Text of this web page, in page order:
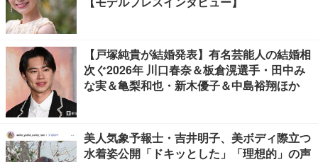
【戸塚純貴が結婚発表】有名芸能人の結婚相
次ぐ2026年 川口春奈＆板倉滉選手・田中み
な実＆亀梨和也・新木優子＆中島裕翔ほか
美人気象予報士・吉井明子、美ボディ際立つ
水着姿公開「ドキッとした」「理想的」の声